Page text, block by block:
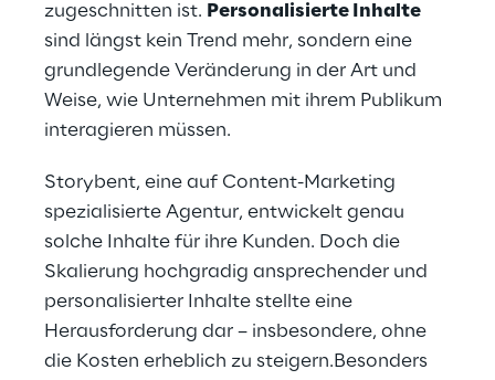
zugeschnitten ist. Personalisierte Inhalte
sind längst kein Trend mehr, sondern eine
grundlegende Veränderung in der Art und
Weise, wie Unternehmen mit ihrem Publikum
interagieren müssen.
Storybent, eine auf Content-Marketing
spezialisierte Agentur, entwickelt genau
solche Inhalte für ihre Kunden. Doch die
Skalierung hochgradig ansprechender und
personalisierter Inhalte stellte eine
Herausforderung dar – insbesondere, ohne
die Kosten erheblich zu steigern.Besonders